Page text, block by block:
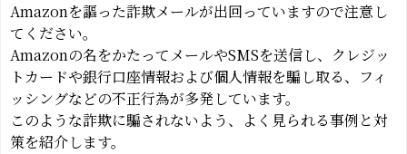
Amazonを謳った詐欺メールが出回っていますので注意し
てください。
Amazonの名をかたってメールやSMSを送信し、クレジッ
トカードや銀行口座情報および個人情報を騙し取る、フィ
ッシングなどの不正行為が多発しています。
このような詐欺に騙されないよう、よく見られる事例と対
策を紹介します。